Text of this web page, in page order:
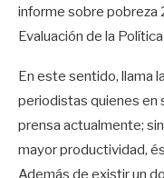
informe sobre pobreza
Evaluación de la
En este sentido, llama
periodistas quienes en
prensa actualmente;
mayor productividad,
Además de existir un